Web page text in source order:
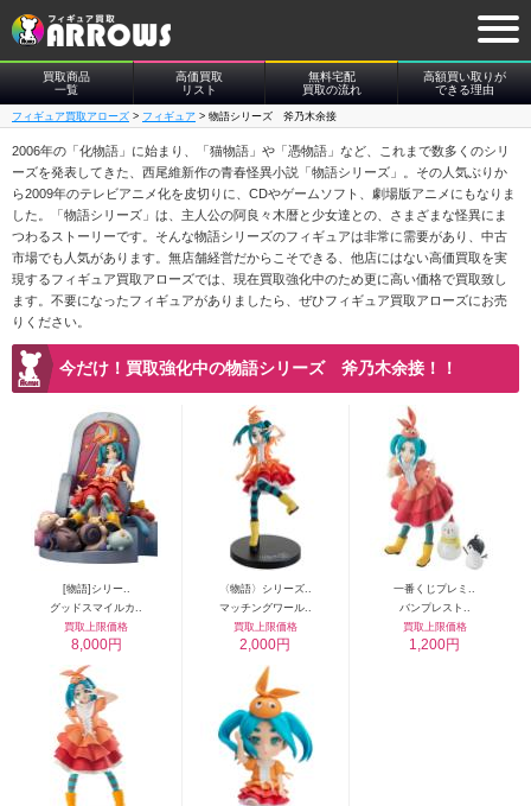
買取商品
一覧
高価買取
リスト
無料宅配
買取の流れ
高額買い取りが
できる理由
フィギュア買取アローズ > フィギュア > 物語シリーズ 斧乃木余接
2006年の「化物語」に始まり、「猫物語」や「憑物語」など、これまで数多くのシリ
ーズを発表してきた、西尾維新作の青春怪異小説「物語シリーズ」。その人気ぶりか
ら2009年のテレビアニメ化を皮切りに、CDやゲームソフト、劇場版アニメにもなりま
した。「物語シリーズ」は、主人公の阿良々木暦と少女達との、さまざまな怪異にま
つわるストーリーです。そんな物語シリーズのフィギュアは非常に需要があり、中古
市場でも人気があります。無店舗経営だからこそできる、他店にはない高価買取を実
現するフィギュア買取アローズでは、現在買取強化中のため更に高い価格で買取致し
ます。不要になったフィギュアがありましたら、ぜひフィギュア買取アローズにお売
りください。
今だけ！買取強化中の物語シリーズ 斧乃木余接！！
[物語]シリー..
グッドスマイルカ..
買取上限価格
8,000円
〈物語〉シリーズ..
マッチングワール..
買取上限価格
2,000円
一番くじプレミ..
バンプレスト..
買取上限価格
1,200円